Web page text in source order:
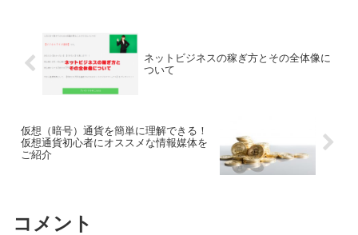
ネットビジネスの稼ぎ方とその全体像に
ついて
仮想（暗号）通貨を簡単に理解できる！
仮想通貨初心者にオススメな情報媒体を
ご紹介
コメント